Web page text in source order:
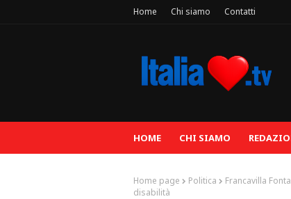
Home Chi siamo Contatti
HOME CHI SIAMO
Home page Politica
Francavilla
disabilità